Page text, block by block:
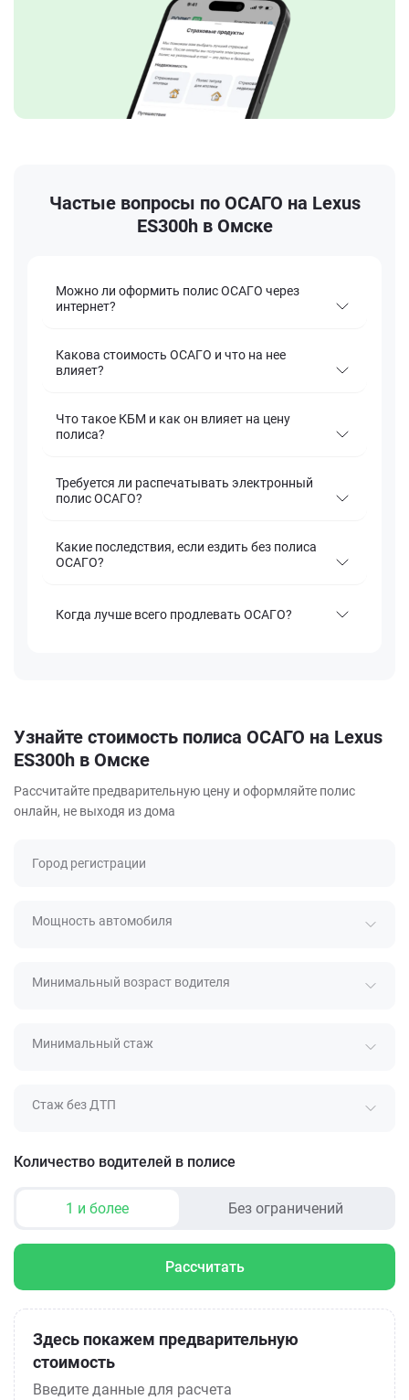
Частые вопросы по ОСАГО на Lexus
ES300h в Омске
Можно ли оформить полис ОСАГО через
интернет?
Какова стоимость ОСАГО и что на нее
влияет?
Что такое КБМ и как он влияет на цену
полиса?
Требуется ли распечатывать электронный
полис ОСАГО?
Какие последствия, если ездить без полиса
ОСАГО?
Когда лучше всего продлевать ОСАГО?
Узнайте стоимость полиса ОСАГО на Lexus
ES300h в Омске
Рассчитайте предварительную цену и оформляйте полис
онлайн, не выходя из дома
Город регистрации
Мощность автомобиля
Минимальный возраст водителя
Минимальный стаж
Стаж без ДТП
Количество водителей в полисе
1 и более Без ограничений
Рассчитать
Здесь покажем предварительную
стоимость
Введите данные для расчета